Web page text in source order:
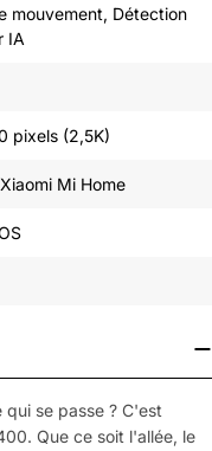
mouvement, Détection
IA
pixels (2,5K)
Mi Home
se passe ? C'est
Que ce soit l'allée, le